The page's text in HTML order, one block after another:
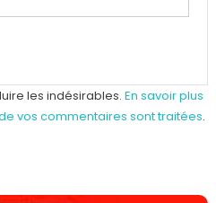
les indésirables. En savoir plus
vos commentaires sont traitées.